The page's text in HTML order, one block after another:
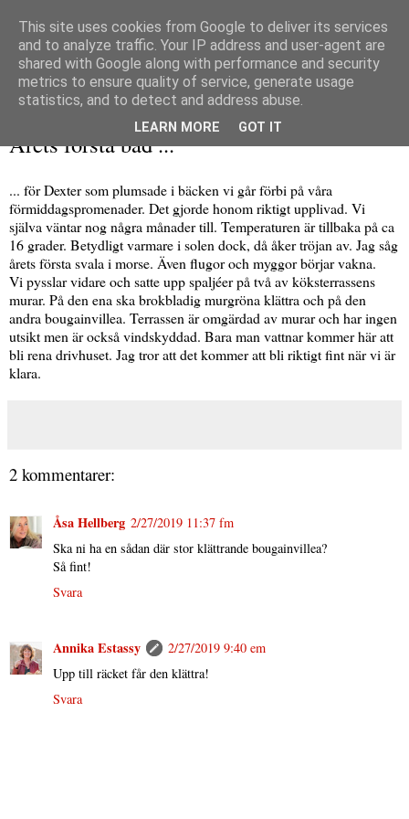
Årets första bad ...
... för Dexter som plumsade i bäcken vi går förbi på våra
förmiddagspromenader. Det gjorde honom riktigt upplivad. Vi
själva väntar nog några månader till. Temperaturen är tillbaka på ca
16 grader. Betydligt varmare i solen dock, då åker tröjan av. Jag såg
årets första svala i morse. Även flugor och myggor börjar vakna.
Vi pysslar vidare och satte upp spaljéer på två av köksterrassens
murar. På den ena ska brokbladig murgröna klättra och på den
andra bougainvillea. Terrassen är omgärdad av murar och har ingen
utsikt men är också vindskyddad. Bara man vattnar kommer här att
bli rena drivhuset. Jag tror att det kommer att bli riktigt fint när vi är
klara.
2 kommentarer:
Åsa Hellberg 2/27/2019 11:37 fm
Ska ni ha en sådan där stor klättrande bougainvillea?
Så fint!
Svara
Annika Estassy
2/27/2019 9:40 em
Upp till räcket får den klättra!
Svara
This site uses cookies from Google to deliver its services
and to analyze traffic. Your IP address and user-agent are
shared with Google along with performance and security
metrics to ensure quality of service, generate usage
statistics, and to detect and address abuse.
LEARN MORE GOT IT